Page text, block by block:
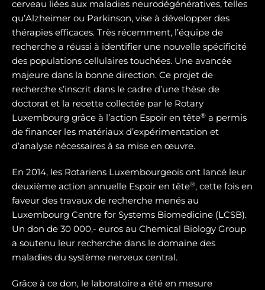
cerveau liées aux maladies neurodégénératives, telles
qu’Alzheimer ou Parkinson, vise à développer des
thérapies efficaces. Très récemment, l’équipe de
recherche a réussi à identifier une nouvelle spécificité
des populations cellulaires touchées. Une avancée
majeure dans la bonne direction. Ce projet de
recherche s’inscrit dans le cadre d’une thèse de
doctorat et la recette collectée par le Rotary
Luxembourg grâce à l’action Espoir en tête® a permis
de financer les matériaux d’expérimentation et
d’analyse nécessaires à sa mise en œuvre.
En 2014, les Rotariens Luxembourgeois ont lancé leur
deuxième action annuelle Espoir en tête®, cette fois en
faveur des travaux de recherche menés au
Luxembourg Centre for Systems Biomedicine (LCSB).
Un don de 30 000,- euros au Chemical Biology Group
a soutenu leur recherche dans le domaine des
maladies du système nerveux central.
Grâce à ce don, le laboratoire a été en mesure